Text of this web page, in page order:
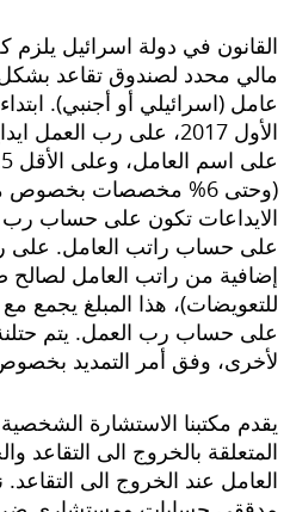
القانون في دولة اسرائيل
مالي محدد لصندوق تقاعد
عامل (اسرائيلي أو أجنبي).
الأول 2017، على رب
(وحتى 6% مخصصات
الايداعات تكون على حساب رب
إضافية من راتب العامل لصالح
للتعويضات)، هذا المبلغ يجمع
على حساب رب العمل. يتم
لأخرى، وفق أمر التمديد
يقدم مكتبنا الاستشارة
المتعلقة بالخروج الى
العامل عند الخروج الى